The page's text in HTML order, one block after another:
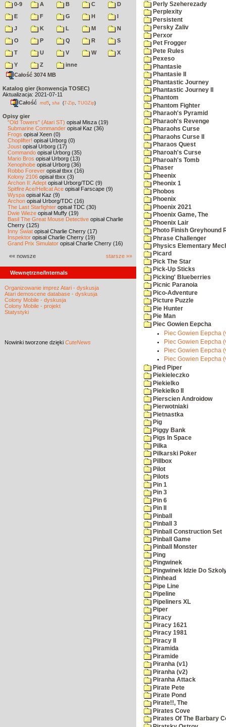
0-9 A B C
D
E
F G H
I
J
K L M
N
O
P Q R
S
T
U V W
X
Y
Z
inne
Całość 3074 MB
Katalog gier (konwencja TOSEC)
Aktualizacja: 2021-07-11
Całość md5 sha (7-Zip TUGZip)
Opisy gier
"Old Towers" (Atari ST) opisał Misza (19)
Submarine Commander opisał Kaz (36)
Frogs opisał Xeen (0)
Choplifter! opisał Urborg (0)
Joust opisał Urborg (17)
Commando opisał Urborg (35)
Mario Bros opisał Urborg (13)
Xenophobe opisał Urborg (36)
Robbo Forever opisał tbxx (16)
Kolony 2106 opisał tbxx (3)
Archon II: Adept opisał Urborg/TDC (9)
Spitfire Ace/Hellcat Ace opisał Farscape (9)
Wyspa opisał Kaz (9)
Archon opisał Urborg/TDC (16)
The Last Starfighter opisał TDC (30)
Dwie Wieże opisał Muffy (19)
Basil The Great Mouse Detective opisał Charlie
Cherry (125)
Inny Świat opisał Charlie Cherry (17)
Inspektor opisał Charlie Cherry (19)
Grand Prix Simulator opisał Charlie Cherry (16)
«« nowsze starsze »»
Wewnętrzne/Internals
Organizowanie imprez Atari - dyskusja
Atari demoscene database - dyskusja
Colony Mobile - dyskusja
Colony Mobile - projekt
Statystyki
Nowinki tworzone dzięki CuteNews
Perly Szeherezady
Perplexity
Persistent
Persky Zaliv
Perxor
Pet Frogger
Pete Rules
Pexeso
Phantasie
Phantasie II
Phantastic Journey
Phantastic Journey II
Phantom
Phantom Fighter
Pharaoh's Pyramid
Pharaoh's Revenge
Pharaohs Curse
Pharaohs Curse II
Pharaos Quest
Pharoah's Curse
Pharoah's Tomb
Phaser
Pheenix
Pheonix 1
Phobos
Phoenix
Phoenix 2021
Phoenix Game, The
Phoenix Lair
Photo Finish Greyhound
Phrase Challenger
Physics Elementary
Picard
Pick The Star
Pick-Up Sticks
Picking' Blueberries
Picnic Paranoia
Pico-Adventure
Picture Puzzle
Pie Hunter
Pie Man
Piec Gowien Eepcha
Piec Gowien Eepcha
Piec Gowien Eepcha
Piec Gowien Eepcha
Piec Gowien Eepcha
Pied Piper
Piekieleczko
Piekielko
Piekielko II
Pierscien Androidow
Pierwotniaki
Pietnastka
Pig
Piggy Bank
Pigs In Space
Pilka
Pilkarski Poker
Pillbox
Pilot
Pilots
Pin 1
Pin 3
Pin 6
Pin II
Pinball
Pinball 3
Pinball Construction Set
Pinball Game
Pinball Monster
Ping
Pingwinek
Pingwinek Idzie Do
Pinhead
Pipe Line
Pipeline
Pipeliners XL
Piper
Piracy
Piracy 1621
Piracy 1981
Piracy II
Piramida
Piramide
Piranha (v1)
Piranha (v2)
Piranha Attack
Pirate Pete
Pirate Pond
Pirate!!, The
Pirates Cove
Pirates Of The Barbary